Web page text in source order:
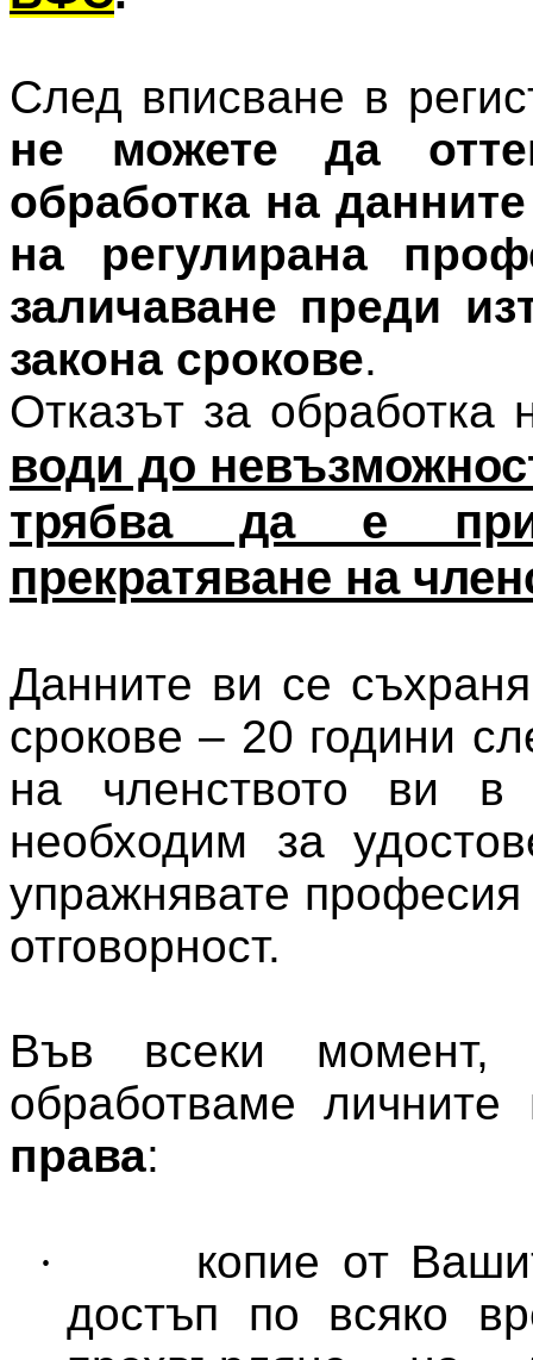
След вписване в
не можете да
обработка на
на регулирана
заличаване преди
закона срокове.
Отказът за обработка
води до
трябва да е
прекратяване на
Данните ви се
срокове – 20 години
на членството ви
необходим за
упражнявате
отговорност.
Във всеки момент,
обработваме
права:
·
копие от
достъп по всяко